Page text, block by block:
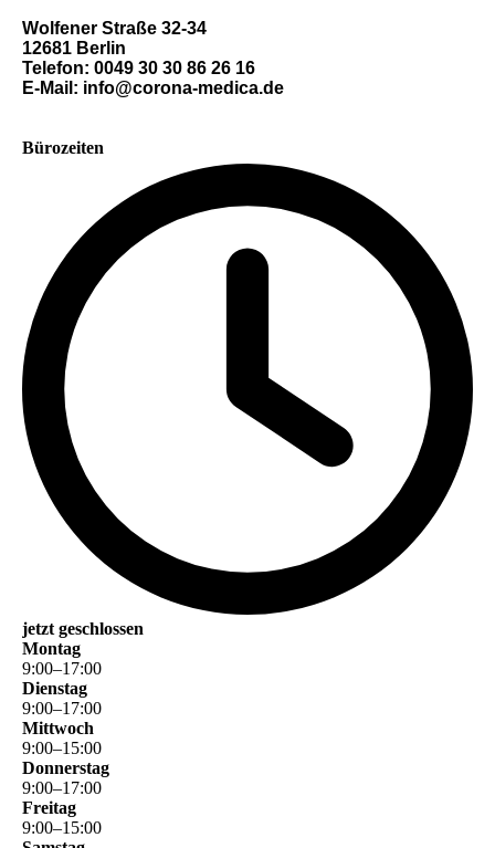
Wolfener Straße 32-34
12681 Berlin
Telefon: 0049 30 30 86 26 16
E-Mail: info@corona-medica.de
Bürozeiten
jetzt geschlossen
Montag
9:00–17:00
Dienstag
9:00–17:00
Mittwoch
9:00–15:00
Donnerstag
9:00–17:00
Freitag
9:00–15:00